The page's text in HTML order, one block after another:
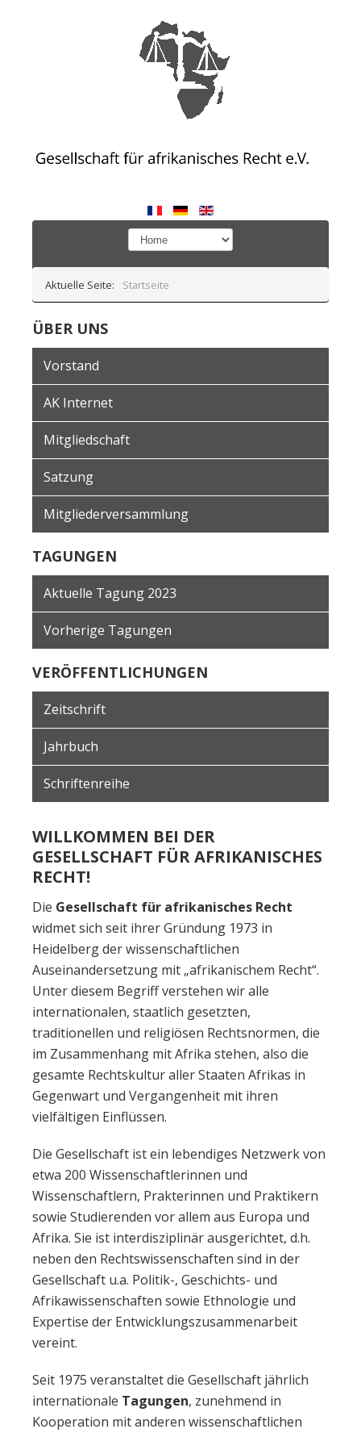
Aktuelle Seite: Startseite
ÜBER UNS
Vorstand
AK Internet
Mitgliedschaft
Satzung
Mitgliederversammlung
TAGUNGEN
Aktuelle Tagung 2023
Vorherige Tagungen
VERÖFFENTLICHUNGEN
Zeitschrift
Jahrbuch
Schriftenreihe
WILLKOMMEN BEI DER
GESELLSCHAFT FÜR AFRIKANISCHES
RECHT!
Die Gesellschaft für afrikanisches Recht
widmet sich seit ihrer Gründung 1973 in
Heidelberg der wissenschaftlichen
Auseinandersetzung mit „afrikanischem Recht“.
Unter diesem Begriff verstehen wir alle
internationalen, staatlich gesetzten,
traditionellen und religiösen Rechtsnormen, die
im Zusammenhang mit Afrika stehen, also die
gesamte Rechtskultur aller Staaten Afrikas in
Gegenwart und Vergangenheit mit ihren
vielfältigen Einflüssen.
Die Gesellschaft ist ein lebendiges Netzwerk von
etwa 200 Wissenschaftlerinnen und
Wissenschaftlern, Prakterinnen und Praktikern
sowie Studierenden vor allem aus Europa und
Afrika. Sie ist interdisziplinär ausgerichtet, d.h.
neben den Rechtswissenschaften sind in der
Gesellschaft u.a. Politik-, Geschichts- und
Afrikawissenschaften sowie Ethnologie und
Expertise der Entwicklungszusammenarbeit
vereint.
Seit 1975 veranstaltet die Gesellschaft jährlich
internationale Tagungen, zunehmend in
Kooperation mit anderen wissenschaftlichen